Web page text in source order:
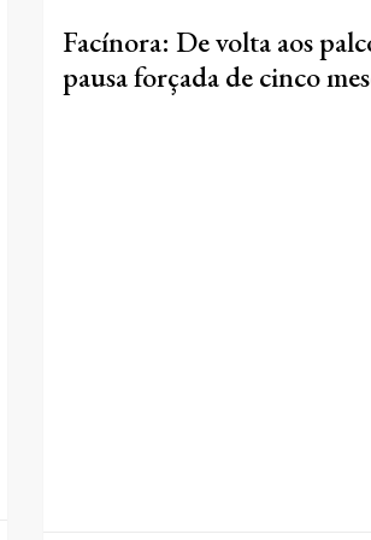
Facínora: De volta aos
pausa forçada de cinco